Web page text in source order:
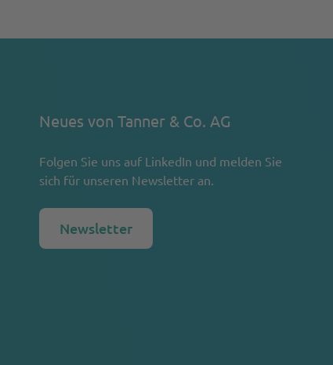
Neues von Tanner & Co. AG
Folgen Sie uns auf LinkedIn und melden Sie
sich für unseren Newsletter an.
Newsletter